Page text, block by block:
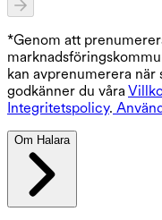
*Genom att
kan avprenumerera när
godkänner du våra
Integritetspolicy.
Om Halara